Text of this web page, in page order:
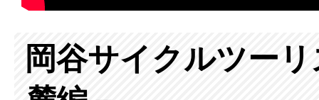
岡谷サイクルツー